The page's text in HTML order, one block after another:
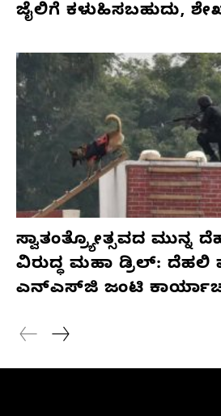
ಜೈಲಿಗೆ ಕಳುಹಿಸಬಹುದು,
ಸ್ವಾತಂತ್ರ್ಯೋತ್ಸವದ ಮುನ್ನ
ವಿರುದ್ಧ ಮಹಾ ಡ್ರಿಲ್: ದೆಹಲಿ
ಎನ್‌ಎಸ್‌ಜಿ ಜಂಟಿ